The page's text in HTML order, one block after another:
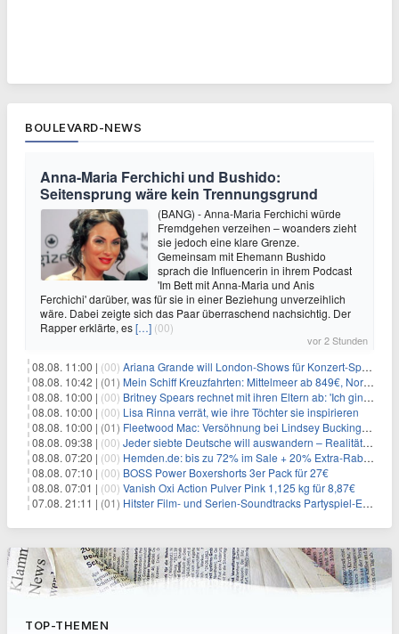
BOULEVARD-NEWS
Anna-Maria Ferchichi und Bushido:
Seitensprung wäre kein Trennungsgrund
(BANG) - Anna-Maria Ferchichi würde
Fremdgehen verzeihen – woanders zieht
sie jedoch eine klare Grenze.
Gemeinsam mit Ehemann Bushido
sprach die Influencerin in ihrem Podcast
'Im Bett mit Anna-Maria und Anis
Ferchichi' darüber, was für sie in einer Beziehung unverzeihlich
wäre. Dabei zeigte sich das Paar überraschend nachsichtig. Der
Rapper erklärte, es[…] (00)
vor 2 Stunden
08.08. 11:00 | (00) Ariana Grande will London-Shows für Konzert-Special filmen
08.08. 10:42 | (01) Mein Schiff Kreuzfahrten: Mittelmeer ab 849€, Norwegen ab 999€ p.P.
08.08. 10:00 | (00) Britney Spears rechnet mit ihren Eltern ab: 'Ich ging zwei Monate lang auf die Knie und weinte'
08.08. 10:00 | (00) Lisa Rinna verrät, wie ihre Töchter sie inspirieren
08.08. 10:00 | (01) Fleetwood Mac: Versöhnung bei Lindsey Buckingham und Stevie Nicks
08.08. 09:38 | (00) Jeder siebte Deutsche will auswandern – Realität sieht oft anders aus
08.08. 07:20 | (00) Hemden.de: bis zu 72% im Sale + 20% Extra-Rabatt dank Gutschein
08.08. 07:10 | (00) BOSS Power Boxershorts 3er Pack für 27€
08.08. 07:01 | (00) Vanish Oxi Action Pulver Pink 1,125 kg für 8,87€
07.08. 21:11 | (01) Hitster Film- und Serien-Soundtracks Partyspiel-Erweiterung für 6,99€
TOP-THEMEN